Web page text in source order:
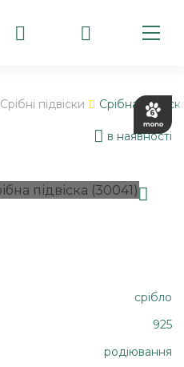
Срібні підвіски Срібна
в наявності
срібло
925
родіювання